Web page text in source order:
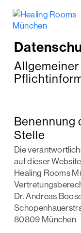
Benennung
Stelle
Die
auf dieser
Healing Rooms
Dr. Andreas
80809 München